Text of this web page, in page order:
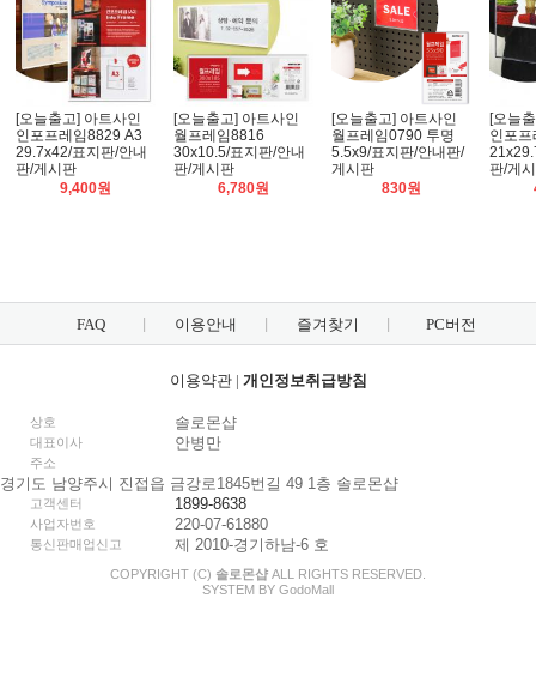
[오늘출고] 아트사인
인포프레임8829 A3
29.7x42/표지판/안내
판/게시판
9,400원
[오늘출고] 아트사인
월프레임8816
30x10.5/표지판/안내
판/게시판
6,780원
[오늘출고] 아트사인
월프레임0790 투명
5.5x9/표지판/안내판/
게시판
830원
[오늘
인포
판/게
FAQ 이용안내 즐겨찾기 PC버전
이용약관| 개인정보취급방침
상호 솔로몬샵
대표이사 안병만
주소
경기도 남양주시 진접읍 금강로1845번길 49 1층 솔로몬샵
고객센터 1899-8638
사업자번호 220-07-61880
통신판매업신고 제 2010-경기하남-6 호
COPYRIGHT (C) 솔로몬샵 ALL RIGHTS RESERVED.
SYSTEM BY GodoMall